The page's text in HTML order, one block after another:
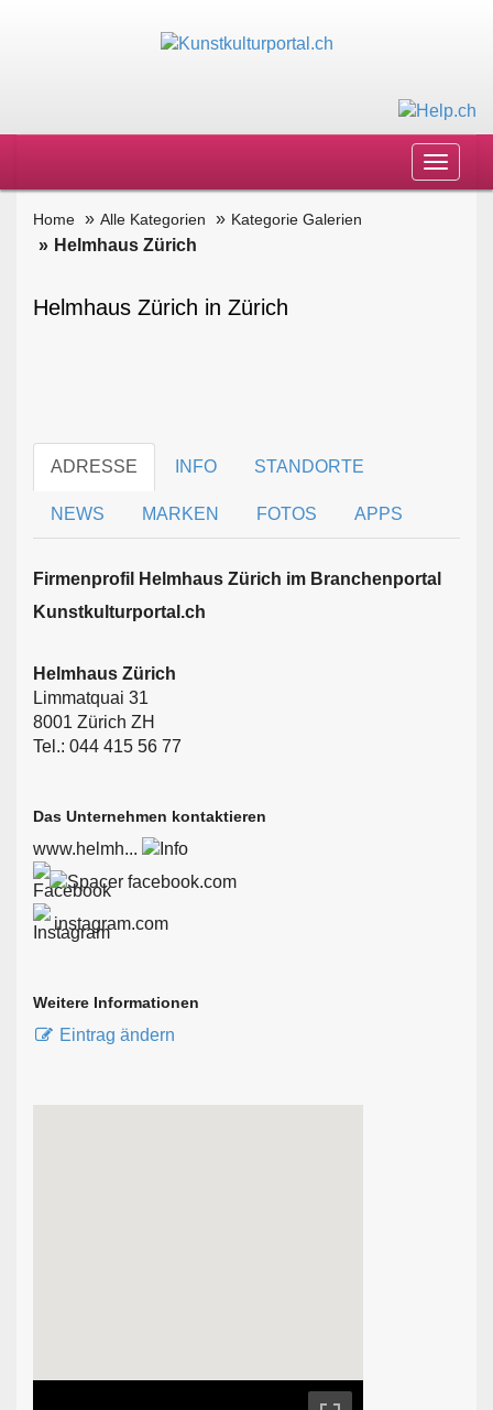
Toggle
Home Alle Kategorien Kategorie Galerien
Helmhaus Zürich
Helmhaus Zürich in Zürich
ADRESSE INFO STANDORTE
NEWS MARKEN FOTOS APPS
Firmen­profil Helmhaus Zürich im Branchen­portal
Kunstkulturportal.ch
Helmhaus Zürich
Limmatquai 31
8001 Zürich ZH
Tel.: 044 415 56 77
Das Unternehmen kontaktieren
www.helmh...
facebook.com
instagram.com
Weitere Informationen
Eintrag ändern